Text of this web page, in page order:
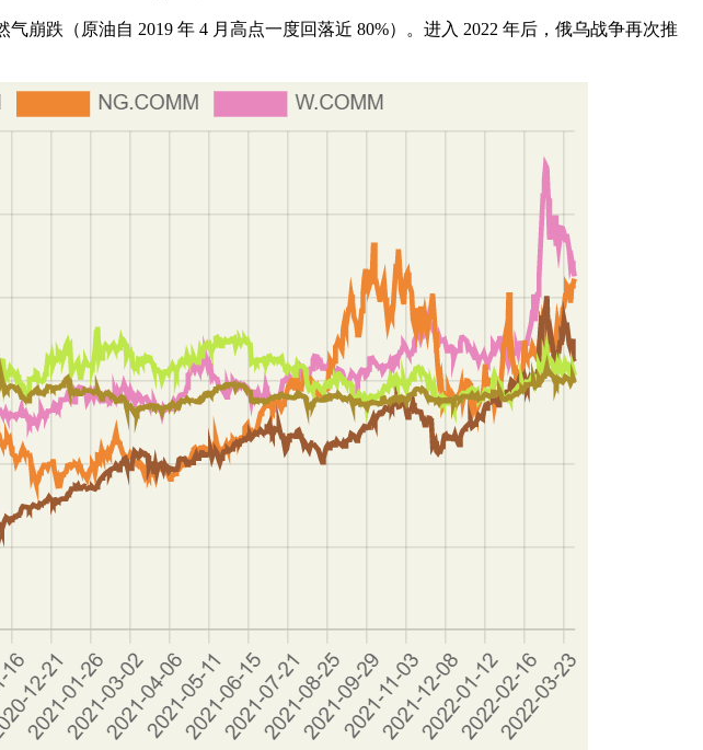
崩跌（原油自 2019 年 4 月高点一度回落近 80%）。进入 2022 年后，俄乌战争再次推